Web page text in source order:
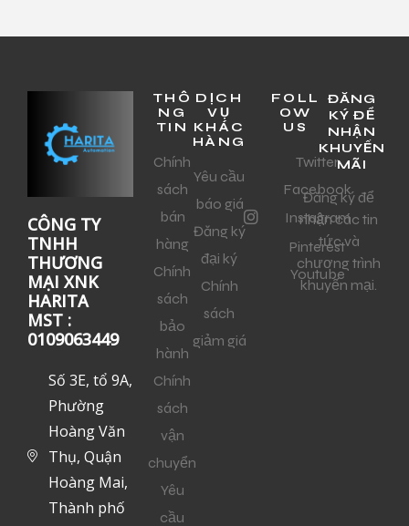
CÔNG TY
TNHH
THƯƠNG
MẠI XNK
HARITA
MST :
0109063449
Số 3E, tổ 9A,
Phường
Hoàng Văn
Thụ, Quận
Hoàng Mai,
Thành phố
THÔ
NG
TIN
Chính
sách
bán
hàng
Chính
sách
bảo
hành
Chính
sách
vận
chuyển
Yêu
cầu
DỊCH
VỤ
KHÁC
HÀNG
Yêu cầu
báo giá
Đăng ký
đại ký
Chính
sách
giảm giá
FOLL
OW
US
Twitter
Facebook
Instagram
Pinterest
Youtube
ĐĂNG
KÝ ĐỂ
NHẬN
KHUYẾN
MÃI
Đăng ký để
nhận các tin
tức và
chương trình
khuyến mại.